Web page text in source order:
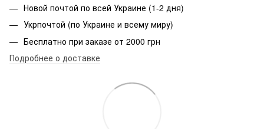
Новой почтой по всей Украине (1-2 дня)
Укрпочтой (по Украине и всему миру)
Бесплатно при заказе от 2000 грн
Подробнее о доставке